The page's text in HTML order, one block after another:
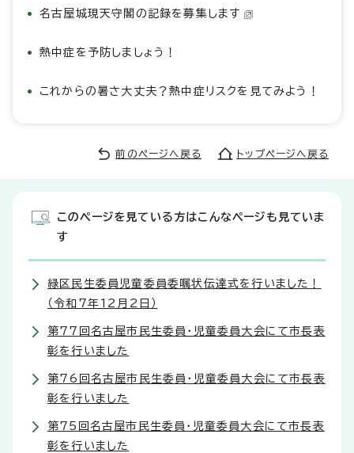
名古屋城現天守閣の記録を募集します
熱中症を予防しましょう！
これからの暑さ大丈夫？熱中症リスクを見てみよう！
前のページへ戻る トップページへ戻る
このページを見ている方はこんなページも見ていま
す
緑区民生委員児童委員委嘱状伝達式を行いました！
（令和7年12月2日）
第77回名古屋市民生委員・児童委員大会にて市長表
彰を行いました
第76回名古屋市民生委員・児童委員大会にて市長表
彰を行いました
第75回名古屋市民生委員・児童委員大会にて市長表
彰を行いました